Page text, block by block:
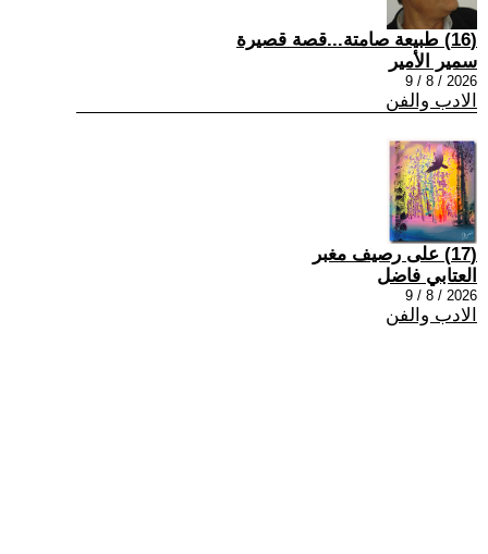
(16) طبيعة صامتة...قصة قصيرة
سمير الأمير
2026 / 8 / 9
الادب والفن
(17) على رصيف مغبر
العتابي فاضل
2026 / 8 / 9
الادب والفن